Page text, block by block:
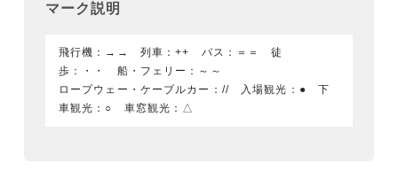
マーク説明
飛行機：→→ 列車：++ バス：＝＝ 徒
歩：・・ 船・フェリー：～～
ロープウェー・ケーブルカー：// 入場観光：● 下
車観光：○ 車窓観光：△